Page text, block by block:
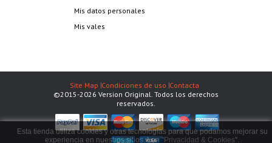
Mis datos personales
Mis vales
Esta tienda utiliza cookies y otras tecnologías para que podamos mejorar su
experiencia en nuestros sitios. Lea "Privacidad & Cookies".
Site Map Condiciones de uso Contacta
©2015-2026 Version Original. Todos los derechos
reservados.